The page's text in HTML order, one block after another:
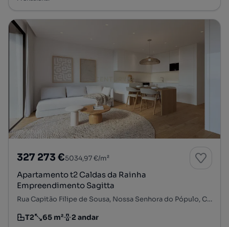
327 273 €5034,97 €/m²
Apartamento t2 Caldas da Rainha
Empreendimento Sagitta
Rua Capitão Filipe de Sousa, Nossa Senhora do Pópulo, Coto e São Gregório, Caldas da Rainha, Leiria
Tipologia
T2
Preço por metro quadrado
65 m²
Andar 2 andar